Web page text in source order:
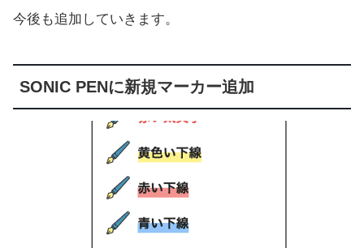
今後も追加していきます。
SONIC PENに新規マーカー追加